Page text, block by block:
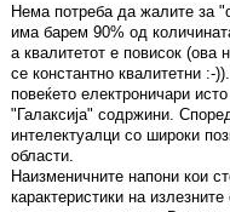
Нема потреба да жалите за
има барем 90% од
а квалитетот е повисок (ова
се константно квалитетни
повеќето електроничари
"Галаксија" содржини.
интелектуалци со широки
области.
Наизменичните напони кои
карактеристики на